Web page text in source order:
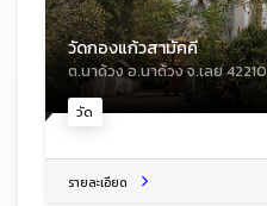
วัด
วัดกองแก้วสามัคคี
ต.นาด้วง อ.นาด้วง จ.เลย 42210
รายละเอียด